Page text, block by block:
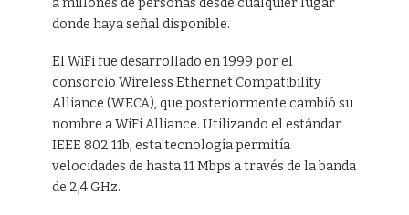
donde haya señal disponible.
El WiFi fue desarrollado en 1999 por el
consorcio Wireless Ethernet Compatibility
Alliance (WECA), que posteriormente cambió su
nombre a WiFi Alliance. Utilizando el estándar
IEEE 802.11b, esta tecnología permitía
velocidades de hasta 11 Mbps a través de la banda
de 2,4 GHz.